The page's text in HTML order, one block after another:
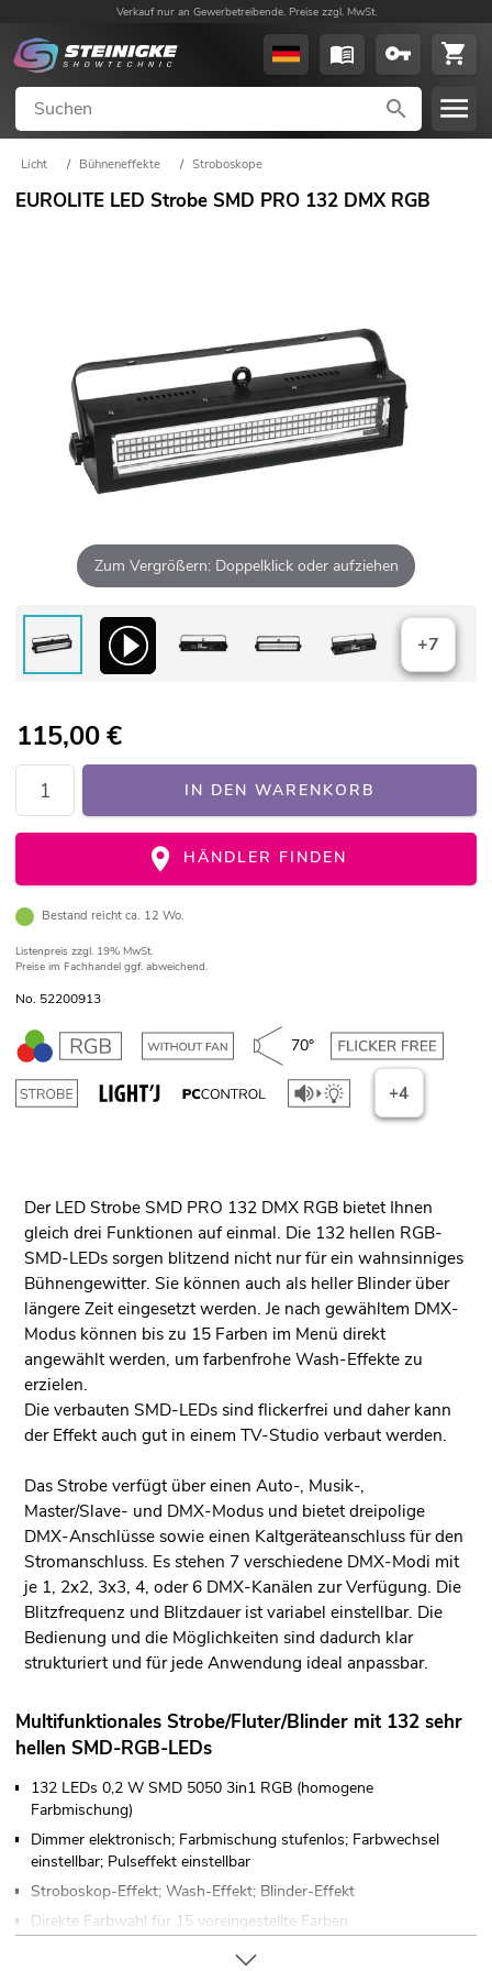
Verkauf nur an Gewerbetreibende. Preise zzgl. MwSt.
Licht / Bühneneffekte / Stroboskope
EUROLITE LED Strobe SMD PRO 132 DMX RGB
Zum Vergrößern: Doppelklick oder aufziehen
+7
115,00€
IN DEN WARENKORB
HÄNDLER FINDEN
Bestand reicht ca. 12 Wo.
Listenpreis zzgl. 19% MwSt.
Preise im Fachhandel ggf. abweichend.
No. 52200913
70°
+4
Der LED Strobe SMD PRO 132 DMX RGB bietet Ihnen
gleich drei Funktionen auf einmal. Die 132 hellen RGB-
SMD-LEDs sorgen blitzend nicht nur für ein wahnsinniges
Bühnengewitter. Sie können auch als heller Blinder über
längere Zeit eingesetzt werden. Je nach gewähltem DMX-
Modus können bis zu 15 Farben im Menü direkt
angewählt werden, um farbenfrohe Wash-Effekte zu
erzielen.
Die verbauten SMD-LEDs sind flickerfrei und daher kann
der Effekt auch gut in einem TV-Studio verbaut werden.
Das Strobe verfügt über einen Auto-, Musik-,
Master/Slave- und DMX-Modus und bietet dreipolige
DMX-Anschlüsse sowie einen Kaltgeräteanschluss für den
Stromanschluss. Es stehen 7 verschiedene DMX-Modi mit
je 1, 2x2, 3x3, 4, oder 6 DMX-Kanälen zur Verfügung. Die
Blitzfrequenz und Blitzdauer ist variabel einstellbar. Die
Bedienung und die Möglichkeiten sind dadurch klar
strukturiert und für jede Anwendung ideal anpassbar.
Multifunktionales Strobe/Fluter/Blinder mit 132 sehr
hellen SMD-RGB-LEDs
132 LEDs 0,2 W SMD 5050 3in1 RGB (homogene
Farbmischung)
Dimmer elektronisch; Farbmischung stufenlos; Farbwechsel
einstellbar; Pulseffekt einstellbar
Stroboskop-Effekt; Wash-Effekt; Blinder-Effekt
Direkte Farbwahl für 15 voreingestellte Farben
Im 1; 2; 3; 4; 6 CH DMX-Modus bedienbar